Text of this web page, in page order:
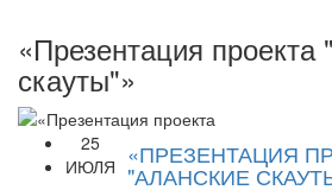
«Презентация проекта
скауты"»
25
ИЮЛЯ «ПРЕЗЕНТАЦИЯ
"АЛАНСКИЕ